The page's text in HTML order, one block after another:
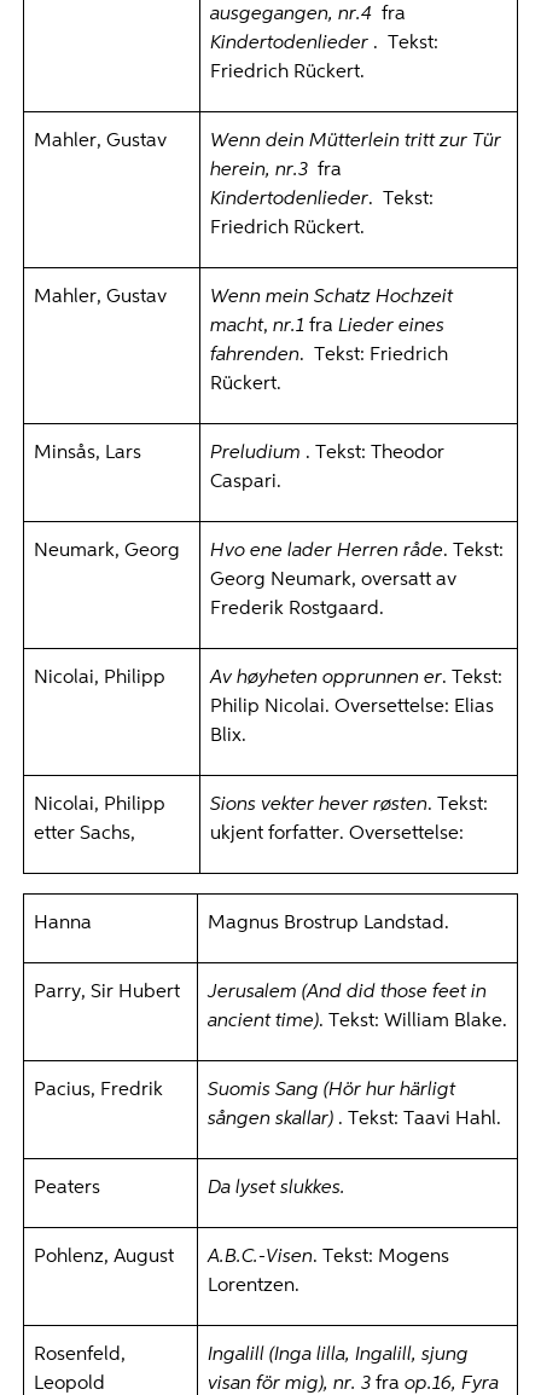
ausgegangen, nr.4 fra
Kindertodenlieder. Tekst:
Friedrich Rückert.
Mahler, Gustav
Wenn dein Mütterlein tritt zur Tür
herein, nr.3 fra
Kindertodenlieder. Tekst:
Friedrich Rückert.
Mahler, Gustav
Wenn mein Schatz Hochzeit
macht, nr.1 fra Lieder eines
fahrenden. Tekst: Friedrich
Rückert.
Minsås, Lars Preludium . Tekst: Theodor
Caspari.
Neumark, Georg Hvo ene lader Herren råde. Tekst:
Georg Neumark, oversatt av
Frederik Rostgaard.
Nicolai, Philipp Av høyheten opprunnen er. Tekst:
Philip Nicolai. Oversettelse: Elias
Blix.
Nicolai, Philipp
etter Sachs,
Sions vekter hever røsten. Tekst:
ukjent forfatter. Oversettelse:
Hanna Magnus Brostrup Landstad.
Parry, Sir Hubert
Jerusalem (And did those feet in
ancient time). Tekst: William Blake.
Pacius, Fredrik
Suomis Sang (Hör hur härligt
sången skallar). Tekst: Taavi Hahl.
Peaters Da lyset slukkes.
Pohlenz, August A.B.C.-Visen. Tekst: Mogens
Lorentzen.
Rosenfeld,
Leopold
Ingalill (Inga lilla, Ingalill, sjung
visan för mig), nr. 3 fra op.16, Fyra